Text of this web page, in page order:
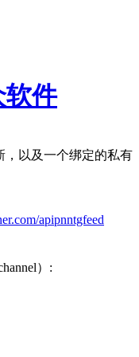
软件
，以及一个绑定的私有
apipnntgfeed
）: